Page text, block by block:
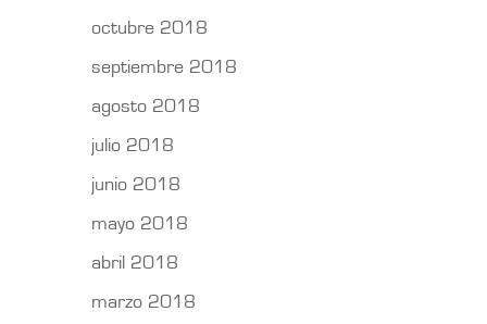
octubre 2018
septiembre 2018
agosto 2018
julio 2018
junio 2018
mayo 2018
abril 2018
marzo 2018